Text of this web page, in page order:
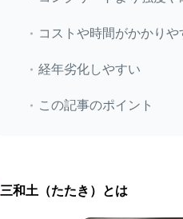
コストや時間がかかりや
経年劣化しやすい
この記事のポイント
三和土（たたき）とは